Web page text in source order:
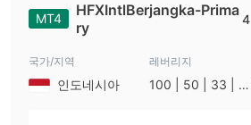
MT4
HFXIntlBerjangka-Prima
ry
4
국가/지역
인도네시아
레버리지
100 | 50 | 33 | 2